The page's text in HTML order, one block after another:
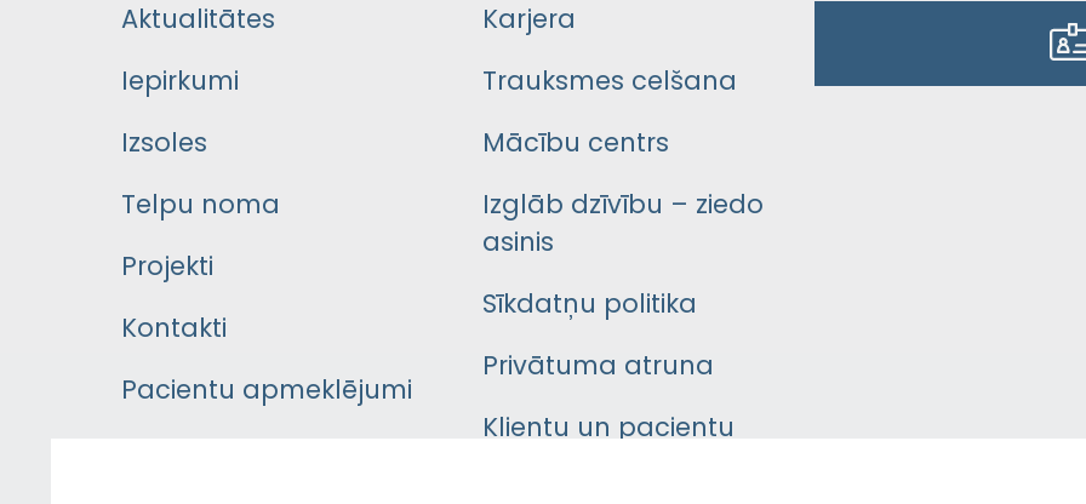
Aktualitātes
Iepirkumi
Izsoles
Telpu noma
Projekti
Kontakti
Pacientu apmeklējumi
Karjera
Trauksmes celšana
Mācību centrs
Izglāb dzīvību – ziedo
asinis
Sīkdatņu politika
Privātuma atruna
Klientu un pacientu